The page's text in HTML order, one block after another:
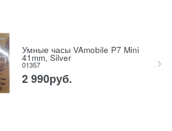
Умные часы VAmobile P7 Mini
41mm, Silver
01357
2 990руб.